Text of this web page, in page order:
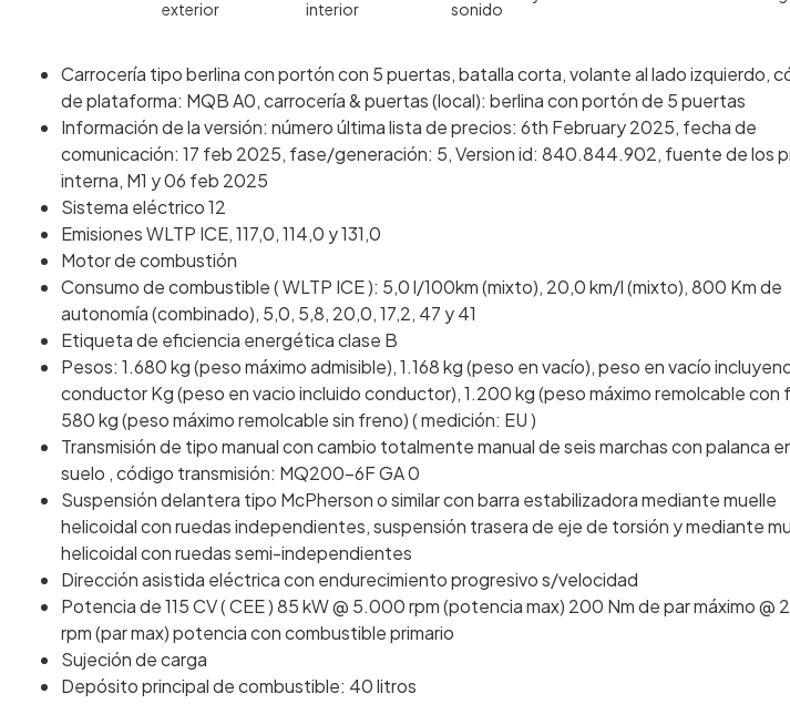
Carrocería tipo berlina con portón con 5 puertas, batalla corta, volante al lado izquierdo,
de plataforma: MQB A0, carrocería & puertas (local): berlina con portón de 5 puertas
Información de la versión: número última lista de precios: 6th February 2025, fecha de
comunicación: 17 feb 2025, fase/generación: 5, Version id: 840.844.902, fuente de los
interna, M1 y 06 feb 2025
Sistema eléctrico 12
Emisiones WLTP ICE, 117,0, 114,0 y 131,0
Motor de combustión
Consumo de combustible ( WLTP ICE ): 5,0 l/100km (mixto), 20,0 km/l (mixto), 800 Km de
autonomía (combinado), 5,0, 5,8, 20,0, 17,2, 47 y 41
Etiqueta de eficiencia energética clase B
Pesos: 1.680 kg (peso máximo admisible), 1.168 kg (peso en vacío), peso en vacío
conductor Kg (peso en vacio incluido conductor), 1.200 kg (peso máximo remolcable con
580 kg (peso máximo remolcable sin freno) ( medición: EU )
Transmisión de tipo manual con cambio totalmente manual de seis marchas con palanca
suelo , código transmisión: MQ200-6F GA 0
Suspensión delantera tipo McPherson o similar con barra estabilizadora mediante muelle
helicoidal con ruedas independientes, suspensión trasera de eje de torsión y mediante
helicoidal con ruedas semi-independientes
Dirección asistida eléctrica con endurecimiento progresivo s/velocidad
Potencia de 115 CV ( CEE ) 85 kW @ 5.000 rpm (potencia max) 200 Nm de par máximo @
rpm (par max) potencia con combustible primario
Sujeción de carga
Depósito principal de combustible: 40 litros
exterior interior sonido